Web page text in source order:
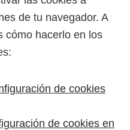
de tu navegador. A
cómo hacerlo en los
de cookies
de cookies en